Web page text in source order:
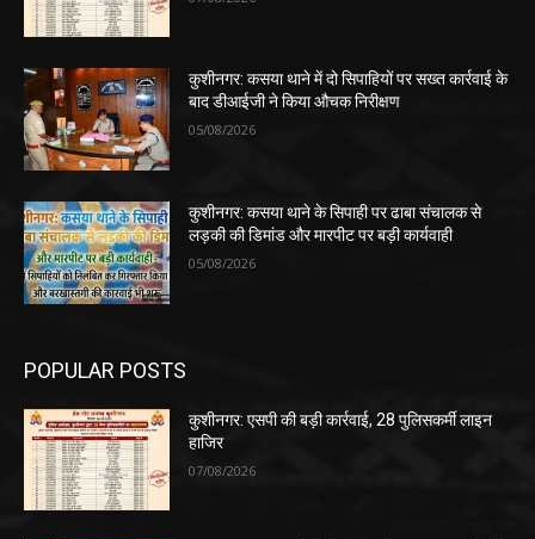
कुशीनगर: कसया थाने में दो सिपाहियों पर सख्त कार्रवाई के
बाद डीआईजी ने किया औचक निरीक्षण
05/08/2026
कुशीनगर: कसया थाने के सिपाही पर ढाबा संचालक से
लड़की की डिमांड और मारपीट पर बड़ी कार्यवाही
05/08/2026
POPULAR POSTS
कुशीनगर: एसपी की बड़ी कार्रवाई, 28 पुलिसकर्मी लाइन
हाजिर
07/08/2026